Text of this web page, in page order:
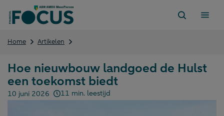
naar
Home Artikelen
de
Hulst
een
toekomst
Hoe nieuwbouw landgoed de Hulst
een toekomst biedt
Gepubliceerd op:
10 juni 2026 11 min. leestijd